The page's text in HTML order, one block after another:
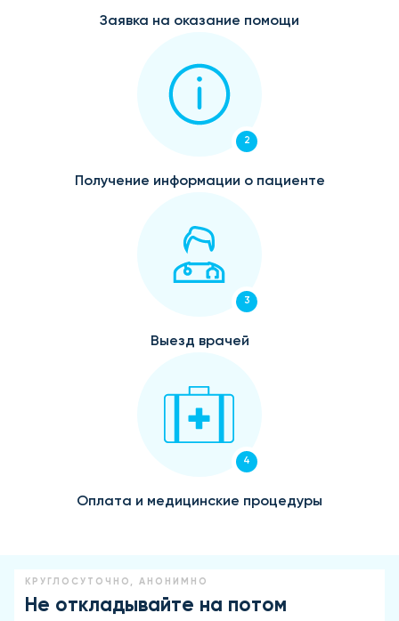
Заявка на оказание помощи
2
Получение информации о пациенте
3
Выезд врачей
4
Оплата и медицинские процедуры
КРУГЛОСУТОЧНО, АНОНИМНО
Не откладывайте на потом